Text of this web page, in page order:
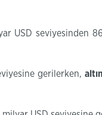
USD seviyesinden
gerilerken,